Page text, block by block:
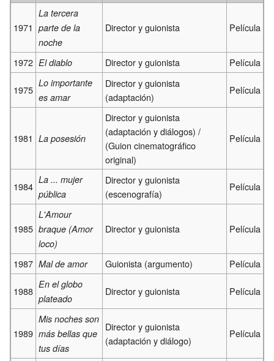
1971
La tercera
parte de la
noche
Director y guionista Película
1972 El diablo Director y guionista Película
1975
Lo importante
es amar
Director y guionista
(adaptación)
Película
1981 La posesión
Director y guionista
(adaptación y diálogos) /
(Guion cinematográfico
original)
Película
1984
La ... mujer
pública
Director y guionista
(escenografía)
Película
1985
L'Amour
braque (Amor
loco)
Director y guionista Película
1987 Mal de amor Guionista (argumento) Película
1988
En el globo
plateado
Director y guionista Película
1989
Mis noches son
más bellas que
tus días
Director y guionista
(adaptación y diálogo)
Película